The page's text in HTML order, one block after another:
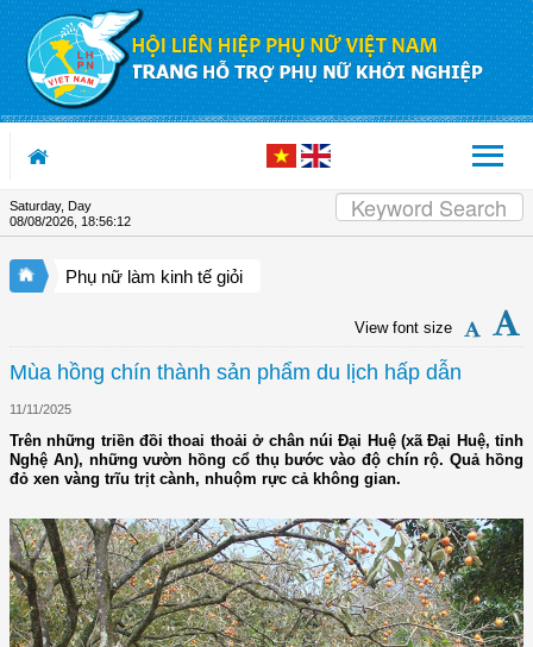
Skip to Content
Saturday, Day
08/08/2026 18:56:13
Phụ nữ làm kinh tế giỏi
View font size
Mùa hồng chín thành sản phẩm du lịch hấp dẫn
11/11/2025
Trên những triền đồi thoai thoải ở chân núi Đại Huệ (xã Đại Huệ, tỉnh
Nghệ An), những vườn hồng cổ thụ bước vào độ chín rộ. Quả hồng
đỏ xen vàng trĩu trịt cành, nhuộm rực cả không gian.